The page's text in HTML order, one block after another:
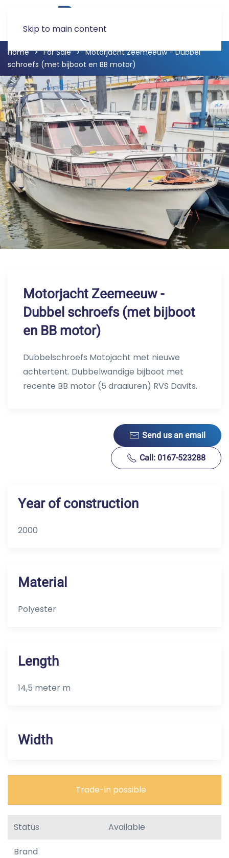
Skip to main content
Home For Sale
Motorjacht Zeemeeuw - Dubbel
schroefs (met bijboot en BB motor)
Motorjacht Zeemeeuw -
Dubbel schroefs (met bijboot
en BB motor)
Dubbelschroefs Motojacht met nieuwe
achtertent. Dubbelwandige bijboot met
recente BB motor (5 draaiuren) RVS Davits.
Send us an email
Call: 0167-523288
Year of construction
2000
Material
Polyester
Length
14,5 meter m
Width
Trade-in possible
Status Available
Brand